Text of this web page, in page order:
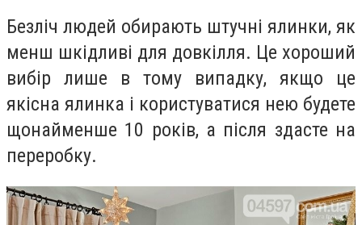
Безліч людей обирають штучні ялинки, як
менш шкідливі для довкілля. Це хороший
вибір лише в тому випадку, якщо це
якісна ялинка і користуватися нею будете
щонайменше 10 років, а після здасте на
переробку.